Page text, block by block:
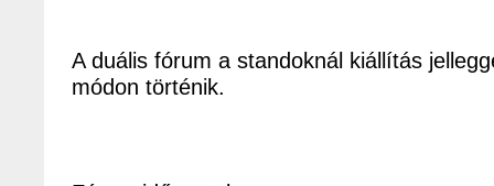
A duális fórum a standoknál kiállítás
módon történik.